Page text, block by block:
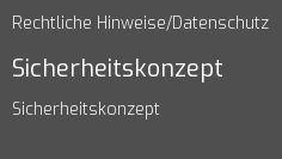
Rechtliche Hinweise/Datenschutz
Sicherheitskonzept
Sicherheitskonzept